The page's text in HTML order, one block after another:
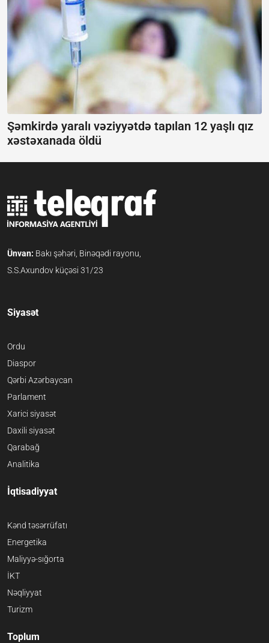
Şəmkirdə yaralı vəziyyətdə tapılan 12 yaşlı qız
xəstəxanada öldü
Ünvan: Bakı şəhəri, Binəqədi rayonu,
S.S.Axundov küçəsi 31/23
Siyasət
Ordu
Diaspor
Qərbi Azərbaycan
Parlament
Xarici siyasət
Daxili siyasət
Qarabağ
Analitika
İqtisadiyyat
Kənd təsərrüfatı
Energetika
Maliyyə-sığorta
İKT
Nəqliyyat
Turizm
Toplum